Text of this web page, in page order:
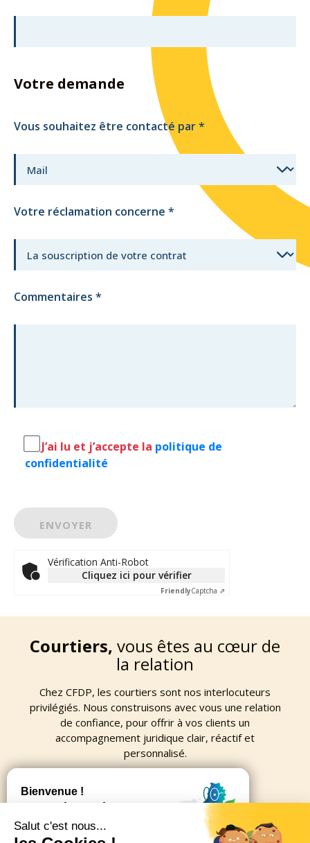
Votre demande
Vous souhaitez être contacté par*
Votre réclamation concerne *
Commentaires *
J’ai lu et j’accepte la politique de
confidentialité
Vérification Anti-Robot
Cliquez ici pour vérifier
FriendlyCaptcha ⇗
Courtiers, vous êtes au cœur de
la relation
Chez CFDP, les courtiers sont nos interlocuteurs
privilégiés. Nous construisons avec vous une relation
de confiance, pour offrir à vos clients un
accompagnement juridique clair, réactif et
personnalisé.